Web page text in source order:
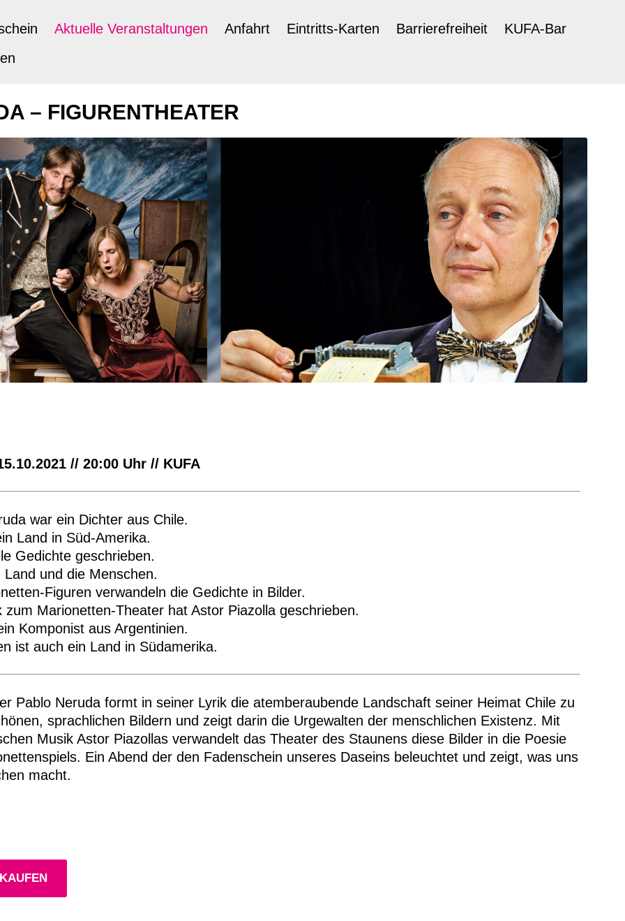
Aktuelle Veranstaltungen Anfahrt Eintritts-Karten Barrierefreiheit
KUFA-Bar
– FIGURENTHEATER
// 20:00 Uhr // KUFA
war ein Dichter aus Chile.
Land in Süd-Amerika.
Gedichte geschrieben.
Land und die Menschen.
Figuren verwandeln die Gedichte in Bilder.
zum Marionetten-Theater hat Astor Piazolla geschrieben.
Komponist aus Argentinien.
ist auch ein Land in Südamerika.
Pablo Neruda formt in seiner Lyrik die atemberaubende Landschaft seiner Heimat Chile zu
sprachlichen Bildern und zeigt darin die Urgewalten der menschlichen Existenz. Mit
Musik Astor Piazollas verwandelt das Theater des Staunens diese Bilder in die Poesie
Ein Abend der den Fadenschein unseres Daseins beleuchtet und zeigt, was uns
macht.